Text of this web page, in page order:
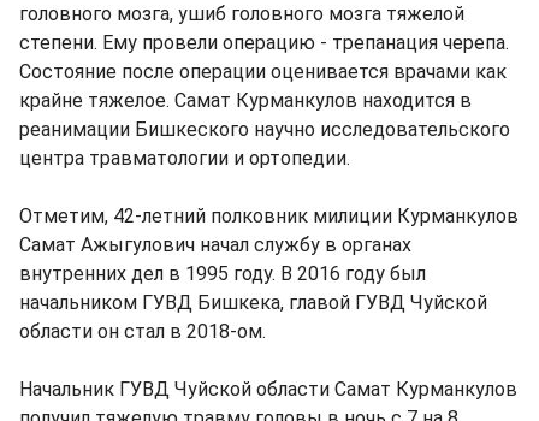
головного мозга, ушиб головного мозга тяжелой
степени. Ему провели операцию - трепанация черепа.
Состояние после операции оценивается врачами как
крайне тяжелое. Самат Курманкулов находится в
реанимации Бишкеского научно исследовательского
центра травматологии и ортопедии.
Отметим, 42-летний полковник милиции Курманкулов
Самат Ажыгулович начал службу в органах
внутренних дел в 1995 году. В 2016 году был
начальником ГУВД Бишкека, главой ГУВД Чуйской
области он стал в 2018-ом.
Начальник ГУВД Чуйской области Самат Курманкулов